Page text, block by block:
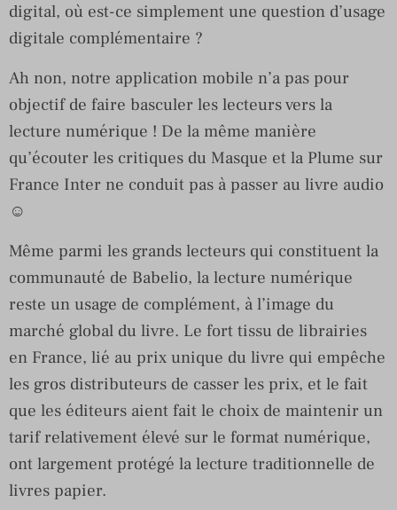
digital, où est-ce simplement une question d’usage
digitale complémentaire ?
Ah non, notre application mobile n’a pas pour
objectif de faire basculer les lecteurs vers la
lecture numérique ! De la même manière
qu’écouter les critiques du Masque et la Plume sur
France Inter ne conduit pas à passer au livre audio
☺
Même parmi les grands lecteurs qui constituent la
communauté de Babelio, la lecture numérique
reste un usage de complément, à l’image du
marché global du livre. Le fort tissu de librairies
en France, lié au prix unique du livre qui empêche
les gros distributeurs de casser les prix, et le fait
que les éditeurs aient fait le choix de maintenir un
tarif relativement élevé sur le format numérique,
ont largement protégé la lecture traditionnelle de
livres papier.